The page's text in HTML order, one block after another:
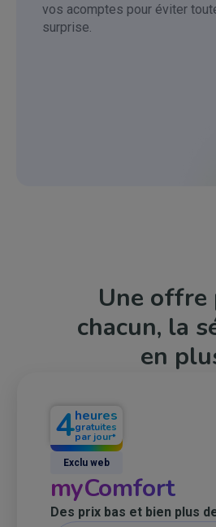
vos acomptes pour éviter
surprise.
Une offre
chacun, la
en
myComfort
Des prix bas et bien plus
4heures
gratuites
par jour*
Exclu web